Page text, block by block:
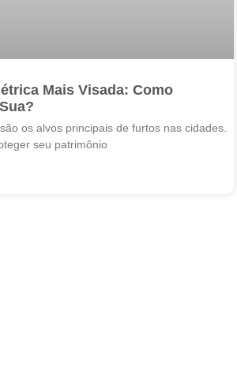
Mais Visada: Como
os alvos principais de furtos nas cidades.
seu patrimônio